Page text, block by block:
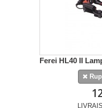
Ferei HL40 II